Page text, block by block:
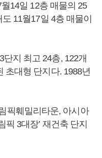
14일 12층 매물의 25
11월17일 4층 매물이
지 최고 24층, 122개
초대형 단지다. 1988년
픽훼밀리타운, 아시아
픽 3대장’ 재건축 단지